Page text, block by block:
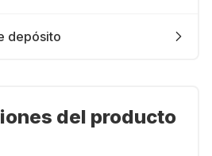
depósito
del producto